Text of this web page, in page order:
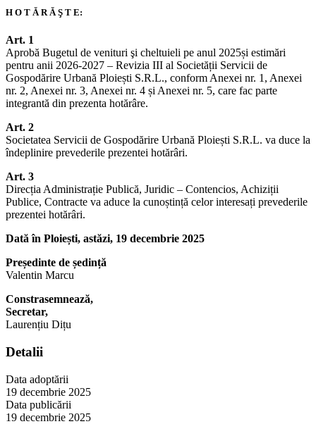
H O T Ă R Ă Ş T E:
Art. 1
Aprobă Bugetul de venituri şi cheltuieli pe anul 2025și estimări
pentru anii 2026-2027 – Revizia III al Societății Servicii de
Gospodărire Urbană Ploiești S.R.L., conform Anexei nr. 1, Anexei
nr. 2, Anexei nr. 3, Anexei nr. 4 și Anexei nr. 5, care fac parte
integrantă din prezenta hotărâre.
Art. 2
Societatea Servicii de Gospodărire Urbană Ploiești S.R.L. va duce la
îndeplinire prevederile prezentei hotărâri.
Art. 3
Direcția Administrație Publică, Juridic – Contencios, Achiziții
Publice, Contracte va aduce la cunoștință celor interesați prevederile
prezentei hotărâri.
Dată în Ploiești, astăzi, 19 decembrie 2025
Președinte de ședință
Valentin Marcu
Constrasemnează,
Secretar,
Laurențiu Dițu
Detalii
Data adoptării
19 decembrie 2025
Data publicării
19 decembrie 2025